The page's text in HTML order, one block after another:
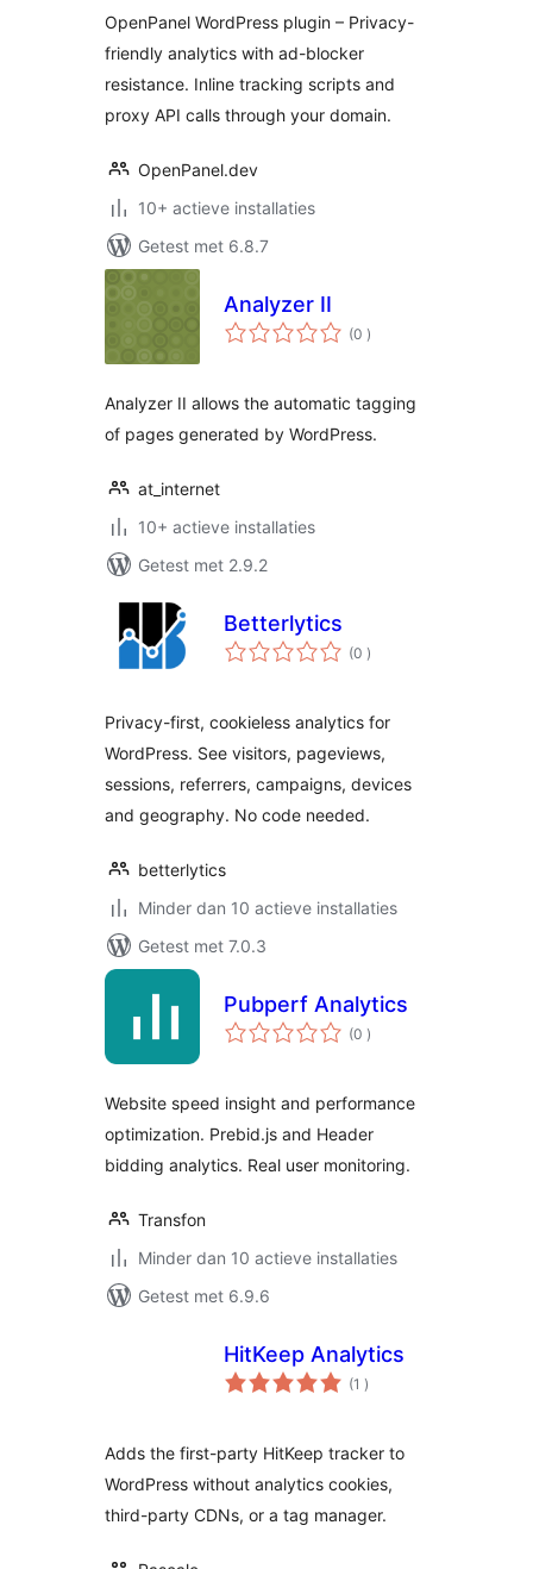
OpenPanel WordPress plugin – Privacy-
friendly analytics with ad-blocker
resistance. Inline tracking scripts and
proxy API calls through your domain.
OpenPanel.dev
10+ actieve installaties
Getest met 6.8.7
Analyzer II
(0 aantal
beoordelingen
)
Analyzer II allows the automatic tagging
of pages generated by WordPress.
at_internet
10+ actieve installaties
Getest met 2.9.2
Betterlytics
(0 aantal
beoordelingen
)
Privacy-first, cookieless analytics for
WordPress. See visitors, pageviews,
sessions, referrers, campaigns, devices
and geography. No code needed.
betterlytics
Minder dan 10 actieve installaties
Getest met 7.0.3
Pubperf Analytics
(0 aantal
beoordelingen
)
Website speed insight and performance
optimization. Prebid.js and Header
bidding analytics. Real user monitoring.
Transfon
Minder dan 10 actieve installaties
Getest met 6.9.6
HitKeep Analytics
(1 aantal
beoordelingen
)
Adds the first-party HitKeep tracker to
WordPress without analytics cookies,
third-party CDNs, or a tag manager.